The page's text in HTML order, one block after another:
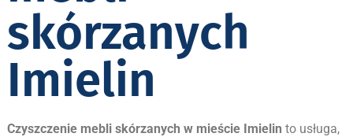
skórzanych
Imielin
Czyszczenie mebli skórzanych w mieście Imielin to usługa,